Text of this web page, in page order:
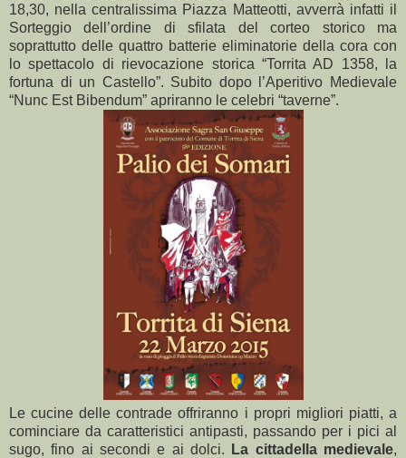
18,30, nella centralissima Piazza Matteotti, avverrà infatti il
Sorteggio dell’ordine di sfilata del corteo storico ma
soprattutto delle quattro batterie eliminatorie della cora con
lo spettacolo di rievocazione storica “Torrita AD 1358, la
fortuna di un Castello”. Subito dopo l’Aperitivo Medievale
“Nunc Est Bibendum” apriranno le celebri “taverne”.
Le cucine delle contrade offriranno i propri migliori piatti, a
cominciare da caratteristici antipasti, passando per i pici al
sugo, fino ai secondi e ai dolci.
La cittadella medievale,